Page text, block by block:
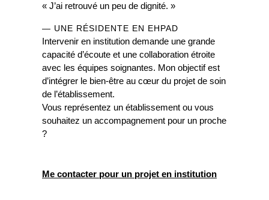
« J’ai retrouvé un peu de dignité. »
— UNE RÉSIDENTE EN EHPAD
Intervenir en institution demande une grande
capacité d’écoute et une collaboration étroite
avec les équipes soignantes. Mon objectif est
d’intégrer le bien-être au cœur du projet de soin
de l’établissement.
Vous représentez un établissement ou vous
souhaitez un accompagnement pour un proche
?
Me contacter pour un projet en institution